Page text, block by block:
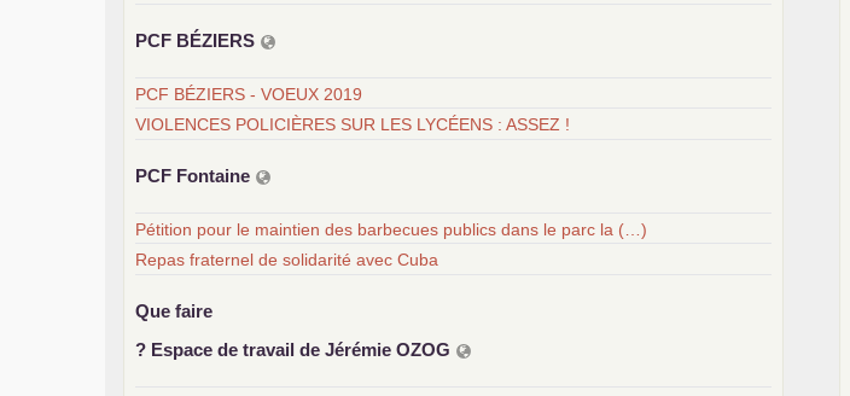
PCF BÉZIERS
PCF BÉZIERS - VOEUX 2019
VIOLENCES POLICIÈRES SUR LES LYCÉENS : ASSEZ !
PCF Fontaine
Pétition pour le maintien des barbecues publics dans le parc la (…)
Repas fraternel de solidarité avec Cuba
Que faire
? Espace de travail de Jérémie OZOG